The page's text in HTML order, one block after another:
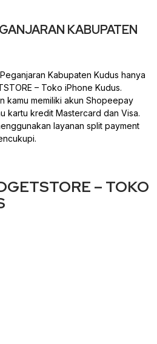
KABUPATEN
Kabupaten Kudus hanya
– Toko iPhone Kudus.
kamu memiliki akun Shopeepay
kartu kredit Mastercard dan Visa.
layanan split payment
– TOKO